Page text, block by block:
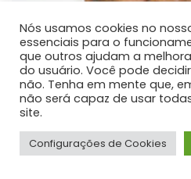
Dejair Dionisio
Nós usamos cookies no
essenciais para o
que outros ajudam a
do usuário. Você pode
não. Tenha em mente que,
não será capaz de usar
site.
Configurações de Cookies